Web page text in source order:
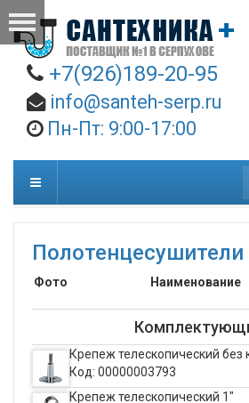
+7(926)189-20-95
info@santeh-serp.ru
Пн-Пт: 9:00-17:00
Полотенцесушители
Фото Наименование
Крепеж телескопический без
Код: 00000003793
Крепеж телескопический 1"